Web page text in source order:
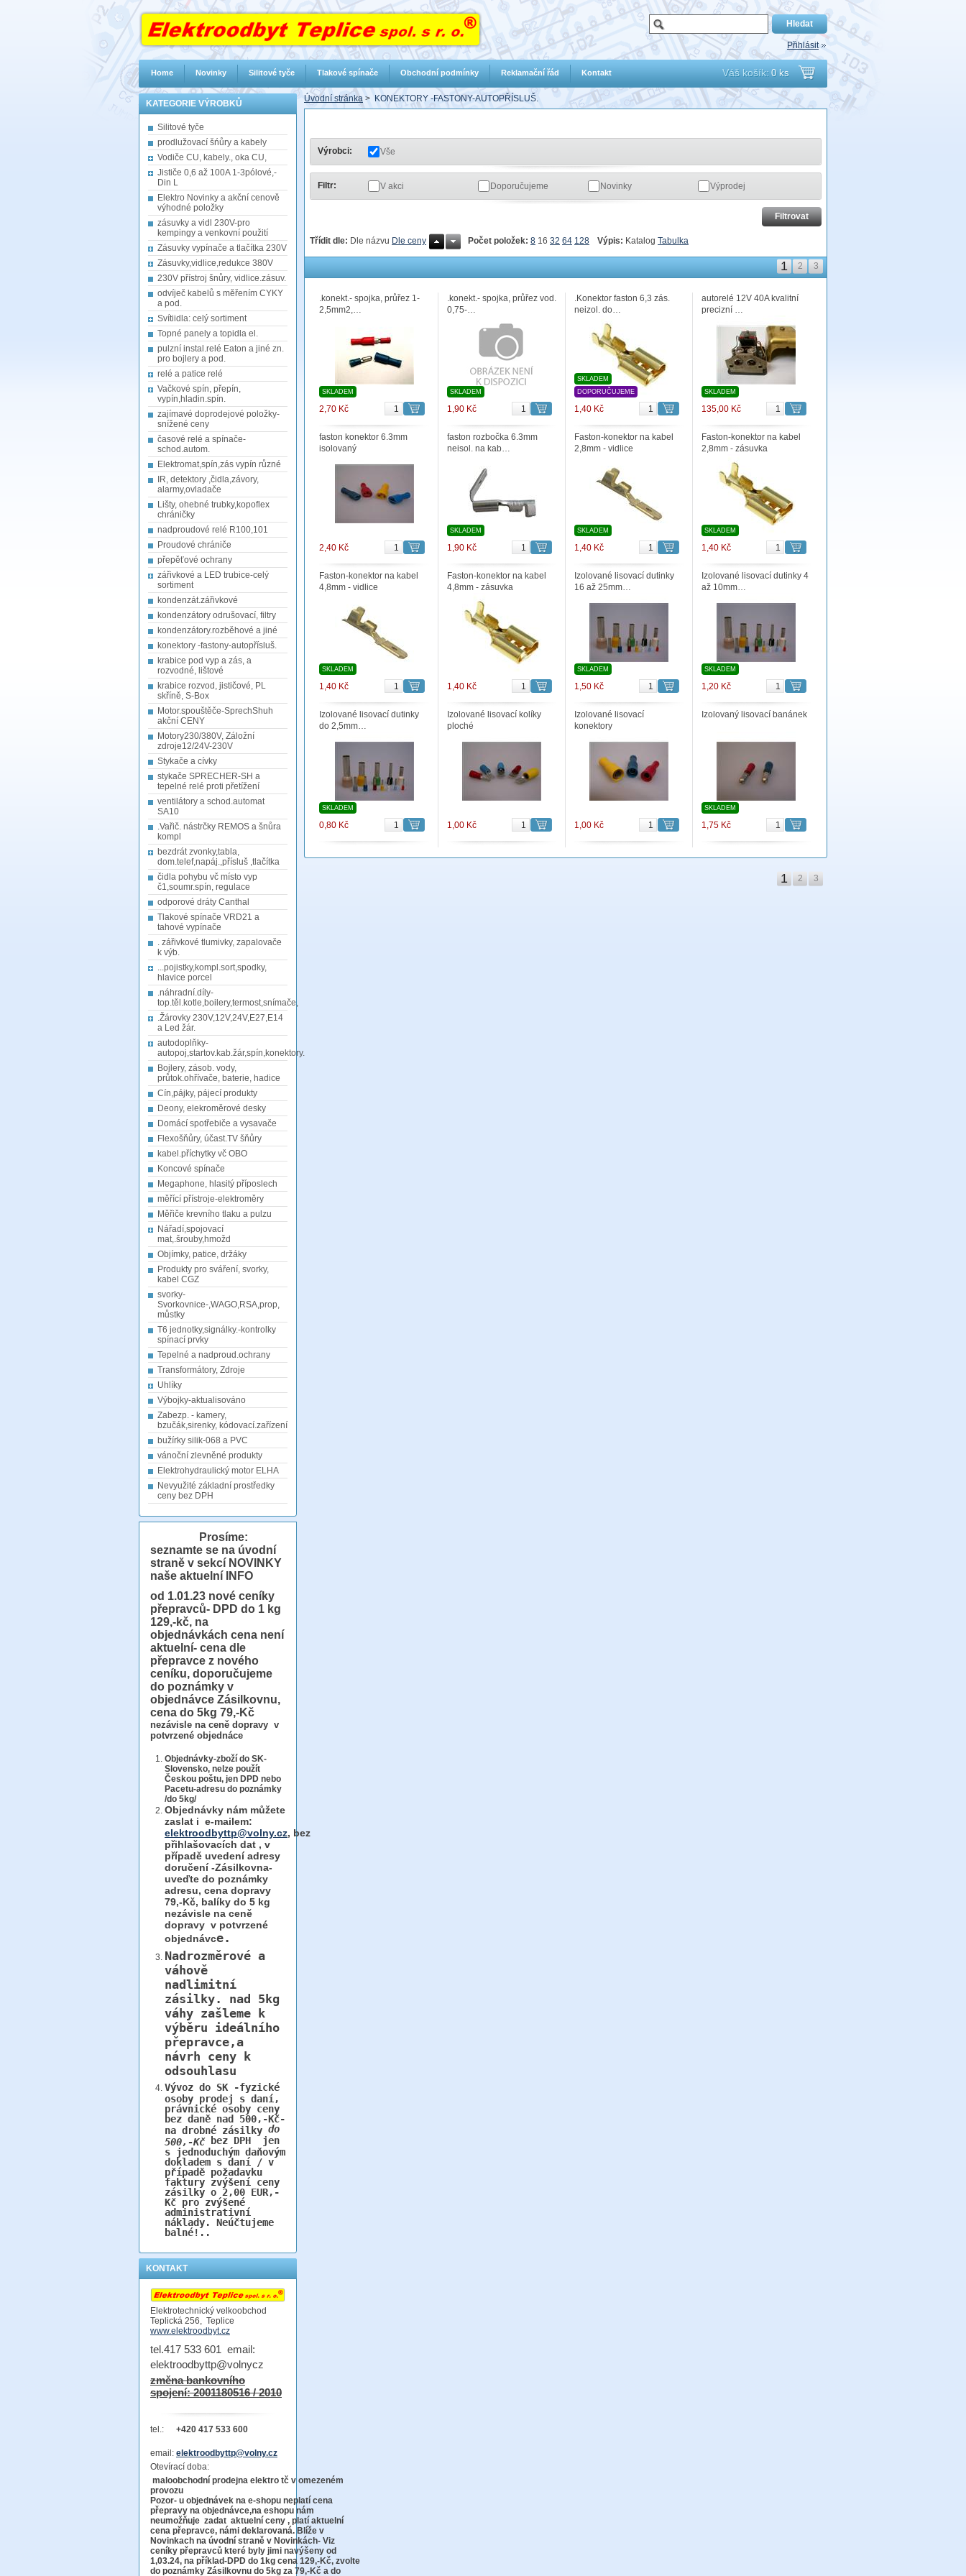
Váš košík: 0 ks
KATEGORIE VÝROBKŮ
Silitové tyče
prodlužovací šńůry a kabely
Vodiče CU, kabely., oka CU,
Jističe 0,6 až 100A 1-3pólové,-
Din L
Elektro Novinky a akční cenově
výhodné položky
zásuvky a vidl 230V-pro
kempingy a venkovní použití
Zásuvky vypínače a tlačítka 230V
Zásuvky,vidlice,redukce 380V
230V přístroj šnůry, vidlice.zásuv.
odvíječ kabelů s měřením CYKY
a pod.
Svítiidla: celý sortiment
Topné panely a topidla el.
pulzní instal.relé Eaton a jiné zn.
pro bojlery a pod.
relé a patice relé
Vačkové spín, přepín,
vypín,hladin.spín.
zajímavé doprodejové položky-
snížené ceny
časové relé a spínače-
schod.autom.
Elektromat,spín,zás vypín různé
IR, detektory ,čidla,závory,
alarmy,ovladače
Lišty, ohebné trubky,kopoflex
chráničky
nadproudové relé R100,101
Proudové chrániče
přepěťové ochrany
zářivkové a LED trubice-celý
sortiment
kondenzát.zářivkové
kondenzátory odrušovací, filtry
kondenzátory.rozběhové a jiné
konektory -fastony-autopřísluš.
krabice pod vyp a zás, a
rozvodné, lištové
krabice rozvod, jističové, PL
skříně, S-Box
Motor.spouštěče-SprechShuh
akční CENY
Motory230/380V, Záložní
zdroje12/24V-230V
Stykače a cívky
stykače SPRECHER-SH a
tepelné relé proti přetížení
ventilátory a schod.automat
SA10
.Vařič. nástrčky REMOS a šnůra
kompl
bezdrát zvonky,tabla,
dom.telef,napáj.,přísluš ,tlačítka
čidla pohybu vč místo vyp
č1,soumr.spín, regulace
odporové dráty Canthal
Tlakové spínače VRD21 a
tahové vypínače
. zářivkové tlumivky, zapalovače
k výb.
...pojistky,kompl.sort,spodky,
hlavice porcel
.náhradní.díly-
top.těl.kotle,boilery,termost,snímače,
.Žárovky 230V,12V,24V,E27,E14
a Led žár.
autodoplňky-
autopoj,startov.kab.žár,spín,konektory.
Bojlery, zásob. vody,
průtok.ohřívače, baterie, hadice
Cín,pájky, pájecí produkty
Deony, elekroměrové desky
Domácí spotřebiče a vysavače
Flexošňůry, účast.TV šňůry
kabel.příchytky vč OBO
Koncové spínače
Megaphone, hlasitý příposlech
měřící přístroje-elektroměry
Měřiče krevního tlaku a pulzu
Nářadí,spojovací
mat,.šrouby,hmožd
Objímky, patice, držáky
Produkty pro sváření, svorky,
kabel CGZ
svorky-
Svorkovnice-,WAGO,RSA,prop,
můstky
T6 jednotky,signálky.-kontrolky
spínací prvky
Tepelné a nadproud.ochrany
Transformátory, Zdroje
Uhlíky
Výbojky-aktualisováno
Zabezp. - kamery,
bzučák,sirenky, kódovací.zařízení
bužírky silik-068 a PVC
vánoční zlevněné produkty
Elektrohydraulický motor ELHA
Nevyužité základní prostředky
ceny bez DPH
Přihlásit
Prosíme:
seznamte se na úvodní
straně v sekcí NOVINKY
naše aktuelní INFO
od 1.01.23 nové ceníky
přepravců- DPD do 1 kg
129,-kč, na
objednávkách cena není
aktuelní- cena dle
přepravce z nového
ceníku, doporučujeme
do poznámky v
objednávce Zásilkovnu,
cena do 5kg 79,-Kč
nezávisle na ceně dopravy v
potvrzené objednáce
Objednávky-zboží do SK-
Slovensko, nelze použít
Českou poštu, jen DPD nebo
Pacetu-adresu do poznámky
/do 5kg/
Objednávky nám můžete
zaslat i e-mailem:
elektroodbyttp@volny.cz, bez
přihlašovacích dat , v
případě uvedení adresy
doručení -Zásilkovna-
uveďte do poznámky
adresu, cena dopravy
79,-Kč, balíky do 5 kg
nezávisle na ceně
dopravy v potvrzené
objednávce.
Nadrozměrové a
váhově
nadlimitní
zásilky. nad 5kg
váhy zašleme k
výběru ideálního
přepravce,a
návrh ceny k
odsouhlasu
Vývoz do SK -fyzické
osoby prodej s daní,
právnické osoby ceny
bez daně nad 500,-Kč-
na drobné zásilky do
500,-Kčbez DPH jen
s jednoduchým daňovým
dokladem s daní / v
případě požadavku
faktury zvýšení ceny
zásilky o 2,00 EUR,-
Kč pro zvýšené
administrativní
náklady. Neúčtujeme
balné!..
KONTAKT
Elektrotechnický velkoobchod
Teplická 256, Teplice
www.elektroodbyt.cz
tel.417 533 601 email:
elektroodbyttp@volnycz
změna bankovního
spojení: 2001180516 / 2010
tel.: +420 417 533 600
email: elektroodbyttp@volny.cz
Otevírací doba:
maloobchodní prodejna elektro tč v omezeném
provozu
Pozor- u objednávek na e-shopu neplatí cena
přepravy na objednávce,na eshopu nám
neumožňuje zadat aktuelní ceny , platí aktuelní
cena přepravce, námi deklarovaná. Blíže v
Novinkach na úvodní straně v Novinkách- Viz
ceníky přepravců které byly jimi navýšeny od
1,03.24, na příklad-DPD do 1kg cena 129,-Kč, zvolte
do poznámky Zásilkovnu do 5kg za 79,-Kč a do
Úvodní stránka > KONEKTORY -FASTONY-AUTOPŘÍSLUŠ.
Výrobci: Vše
Filtr: V akci Doporučujeme Novinky Výprodej
Třídit dle: Dle názvu Dle ceny Počet položek: 8 16 32 64 128 Výpis: Katalog Tabulka
.konekt.- spojka, průřez 1-
2,5mm2,…
SKLADEM
2,70 Kč
.konekt.- spojka, průřez vod.
0,75-…
SKLADEM
1,90 Kč
.Konektor faston 6,3 zás.
neizol. do…
SKLADEM
DOPORUČUJEME
1,40 Kč
autorelé 12V 40A kvalitní
precizní …
SKLADEM
135,00 Kč
faston konektor 6.3mm
isolovaný
2,40 Kč
faston rozbočka 6.3mm
neisol. na kab…
SKLADEM
1,90 Kč
Faston-konektor na kabel
2,8mm - vidlice
SKLADEM
1,40 Kč
Faston-konektor na kabel
2,8mm - zásuvka
SKLADEM
1,40 Kč
Faston-konektor na kabel
4,8mm - vidlice
SKLADEM
1,40 Kč
Faston-konektor na kabel
4,8mm - zásuvka
1,40 Kč
Izolované lisovací dutinky
16 až 25mm…
SKLADEM
1,50 Kč
Izolované lisovací dutinky 4
až 10mm…
SKLADEM
1,20 Kč
Izolované lisovací dutinky
do 2,5mm…
SKLADEM
0,80 Kč
Izolované lisovací kolíky
ploché
1,00 Kč
Izolované lisovací
konektory
1,00 Kč
Izolovaný lisovací banánek
SKLADEM
1,75 Kč
1 2 3
1 2 3
Home Novinky Silitové tyče Tlakové spínače Obchodní podmínky Reklamační řád Kontakt